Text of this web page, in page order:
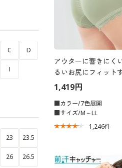
アウターに響きにく
るいお尻にフィット
(やや深ばきタイプ)
1,419円
■カラー/7色展開
■サイズ/M～LL
1,246件
C D
I
23 23.5
26 26.5